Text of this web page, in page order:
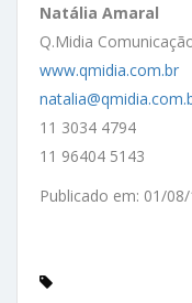
Natália Amaral
Q.Midia
www.qmidia.com.br
11 3034 4794
11 96404 5143
Publicado em: 01/